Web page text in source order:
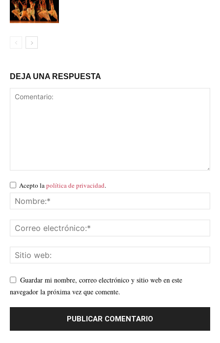
DEJA UNA RESPUESTA
Acepto lapolítica de privacidad.
Guardar mi nombre, correo electrónico y sitio web en este
navegador la próxima vez que comente.